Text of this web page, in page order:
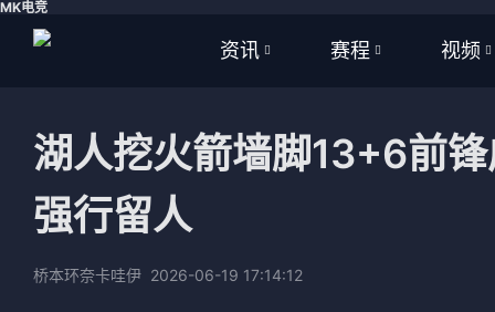
MK电竞
资讯
足球
体育
赛程
足球
视频
足球视
湖人挖火箭墙脚13+6前
强行留人
桥本环奈卡哇伊 2026-06-19 17:14:12